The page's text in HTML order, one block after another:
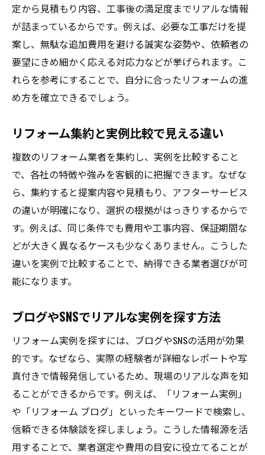
定から見積もり内容、工事後の満足度までリアルな情報
が詰まっているからです。例えば、必要な工事だけを提
案し、無駄な追加費用を避ける誠実な姿勢や、依頼者の
要望にきめ細かく応える対応力などが挙げられます。こ
れらを参考にすることで、自分に合ったリフォームの進
め方を確立できるでしょう。
リフォーム集約と実例比較で見える違い
複数のリフォーム業者を集約し、実例を比較すること
で、各社の特徴や強みを客観的に把握できます。なぜな
ら、集約すると提案内容や見積もり、アフターサービス
の違いが明確になり、選択の根拠がはっきりするからで
す。例えば、同じ条件でも費用や工事内容、保証期間な
どが大きく異なるケースも少なくありません。こうした
違いを実例で比較することで、納得できる業者選びが可
能になります。
ブログやSNSでリアルな実例を探す方法
リフォーム実例を探すには、ブログやSNSの活用が効果
的です。なぜなら、実際の経験者が詳細なレポートや写
真付きで情報発信しているため、現場のリアルな声を知
ることができるからです。例えば、「リフォーム実例」
や「リフォーム ブログ」といったキーワードで検索し、
信頼できる体験談を探しましょう。こうした情報源を活
用することで、業者選定や費用の目安に役立てることが